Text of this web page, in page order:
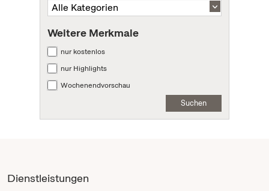
Weitere Merkmale
nur kostenlos
nur Highlights
Wochenendvorschau
Suchen
Dienstleistungen